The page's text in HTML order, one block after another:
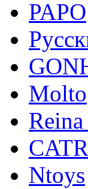
PAPO
Molto
Ntoys